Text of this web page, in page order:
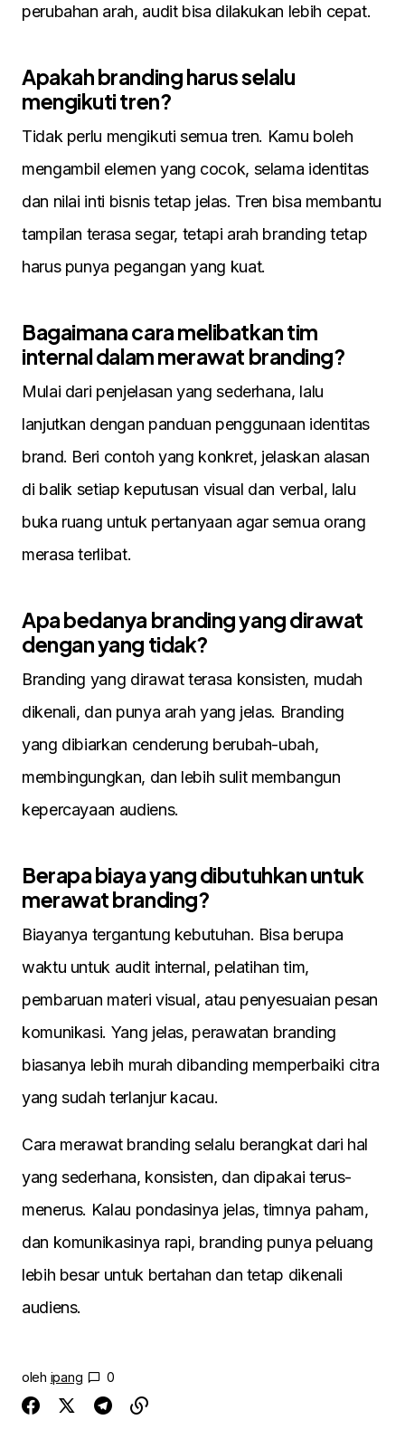
perubahan arah, audit bisa dilakukan lebih cepat.
Apakah branding harus selalu
mengikuti tren?
Tidak perlu mengikuti semua tren. Kamu boleh
mengambil elemen yang cocok, selama identitas
dan nilai inti bisnis tetap jelas. Tren bisa membantu
tampilan terasa segar, tetapi arah branding tetap
harus punya pegangan yang kuat.
Bagaimana cara melibatkan tim
internal dalam merawat branding?
Mulai dari penjelasan yang sederhana, lalu
lanjutkan dengan panduan penggunaan identitas
brand. Beri contoh yang konkret, jelaskan alasan
di balik setiap keputusan visual dan verbal, lalu
buka ruang untuk pertanyaan agar semua orang
merasa terlibat.
Apa bedanya branding yang dirawat
dengan yang tidak?
Branding yang dirawat terasa konsisten, mudah
dikenali, dan punya arah yang jelas. Branding
yang dibiarkan cenderung berubah-ubah,
membingungkan, dan lebih sulit membangun
kepercayaan audiens.
Berapa biaya yang dibutuhkan untuk
merawat branding?
Biayanya tergantung kebutuhan. Bisa berupa
waktu untuk audit internal, pelatihan tim,
pembaruan materi visual, atau penyesuaian pesan
komunikasi. Yang jelas, perawatan branding
biasanya lebih murah dibanding memperbaiki citra
yang sudah terlanjur kacau.
Cara merawat branding selalu berangkat dari hal
yang sederhana, konsisten, dan dipakai terus-
menerus. Kalau pondasinya jelas, timnya paham,
dan komunikasinya rapi, branding punya peluang
lebih besar untuk bertahan dan tetap dikenali
audiens.
oleh ipang 0